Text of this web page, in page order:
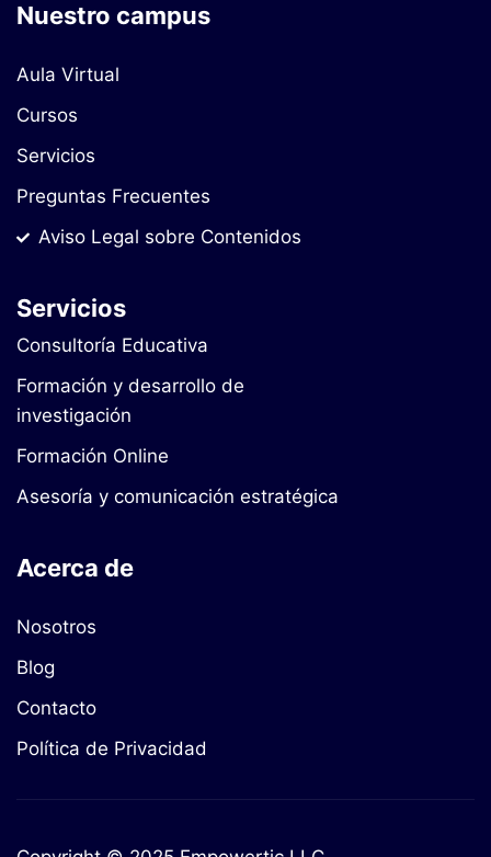
Nuestro campus
Aula Virtual
Cursos
Servicios
Preguntas Frecuentes
Aviso Legal sobre Contenidos
Servicios
Consultoría Educativa
Formación y desarrollo de
investigación
Formación Online
Asesoría y comunicación estratégica
Acerca de
Nosotros
Blog
Contacto
Política de Privacidad